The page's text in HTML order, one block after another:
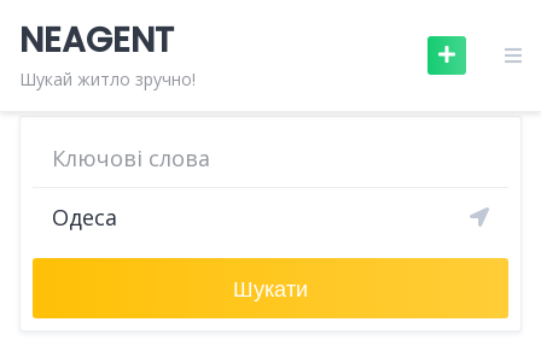
content
NEAGENT
Шукай житло зручно!
Шукати